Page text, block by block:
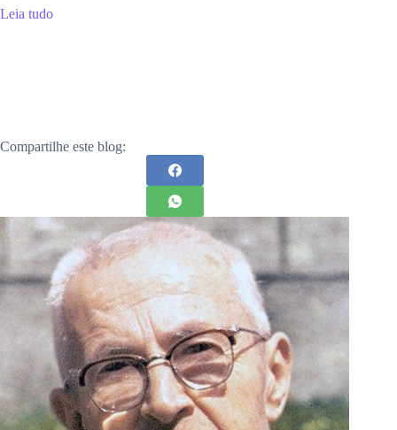
Leia tudo
Compartilhe este blog: